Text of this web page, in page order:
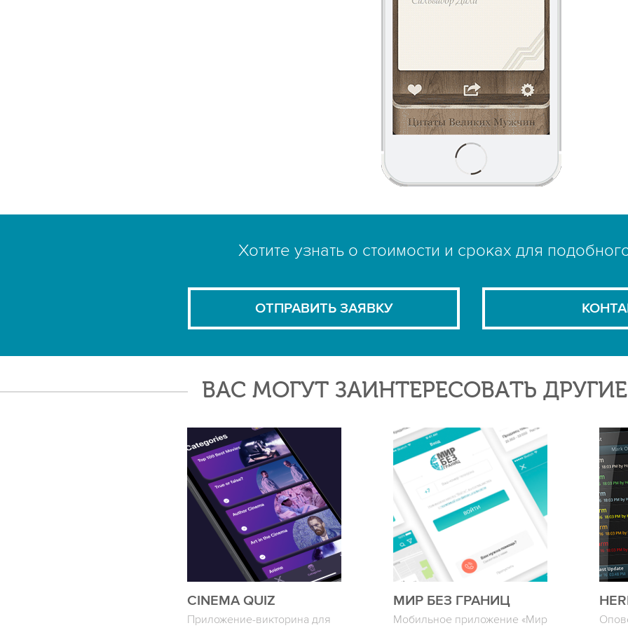
Хотите узнать о стоимости и сроках для
ОТПРАВИТЬ ЗАЯВКУ
ВАС МОГУТ ЗАИНТЕРЕСОВАТЬ
CINEMA QUIZ
Приложение-викторина для
МИР БЕЗ ГРАНИЦ
Мобильное приложение «Мир